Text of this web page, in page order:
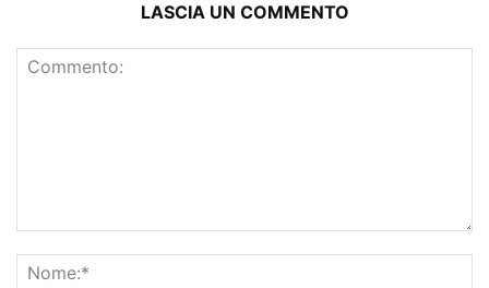
LASCIA UN COMMENTO